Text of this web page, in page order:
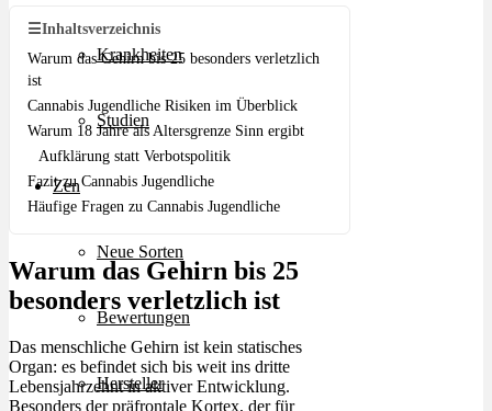
Krankheiten
Studien
Zen
Neue Sorten
Bewertungen
Hersteller
☰Inhaltsverzeichnis
Warum das Gehirn bis 25 besonders verletzlich
ist
Cannabis Jugendliche Risiken im Überblick
Warum 18 Jahre als Altersgrenze Sinn ergibt
Aufklärung statt Verbotspolitik
Fazit zu Cannabis Jugendliche
Häufige Fragen zu Cannabis Jugendliche
Warum das Gehirn bis 25
besonders verletzlich ist
Das menschliche Gehirn ist kein statisches
Organ: es befindet sich bis weit ins dritte
Lebensjahrzehnt in aktiver Entwicklung.
Besonders der präfrontale Kortex, der für